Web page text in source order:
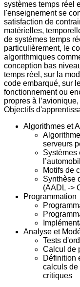
systèmes temps réel
l'enseignement se
satisfaction de
matérielles,
de systèmes temps
particulièrement, le
algorithmiques
conception bas
temps réel, sur la
code embarqué, sur
fonctionnement ou
propres à
Objectifs
Algorithmes et
serveurs
Systèmes
Motifs de
Synthèse
(AADL ->
Programmation
Analyse et
Tests
Calcul de
Définition
calculs de
critiques